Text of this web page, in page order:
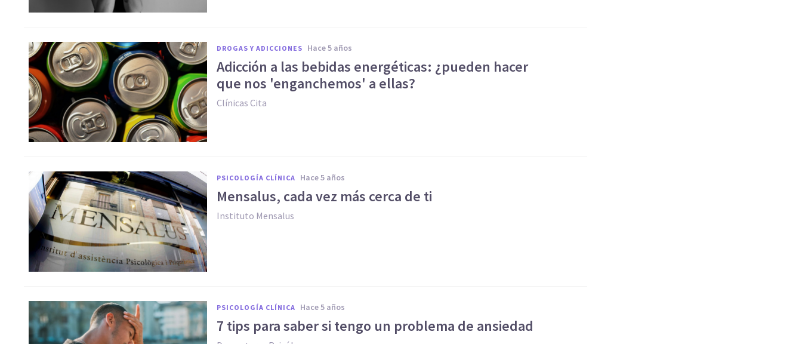
DROGAS Y ADICCIONES hace 5 años
Adicción a las bebidas energéticas: ¿pueden hacer
que nos 'enganchemos' a ellas?
Clínicas Cita
PSICOLOGÍA CLÍNICA hace 5 años
Mensalus, cada vez más cerca de ti
Instituto Mensalus
PSICOLOGÍA CLÍNICA hace 5 años
7 tips para saber si tengo un problema de ansiedad